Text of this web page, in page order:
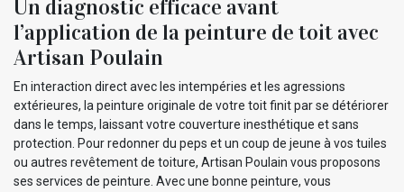
Un diagnostic efficace avant
l’application de la peinture de toit avec
Artisan Poulain
En interaction direct avec les intempéries et les agressions
extérieures, la peinture originale de votre toit finit par se détériorer
dans le temps, laissant votre couverture inesthétique et sans
protection. Pour redonner du peps et un coup de jeune à vos tuiles
ou autres revêtement de toiture, Artisan Poulain vous proposons
ses services de peinture. Avec une bonne peinture, vous